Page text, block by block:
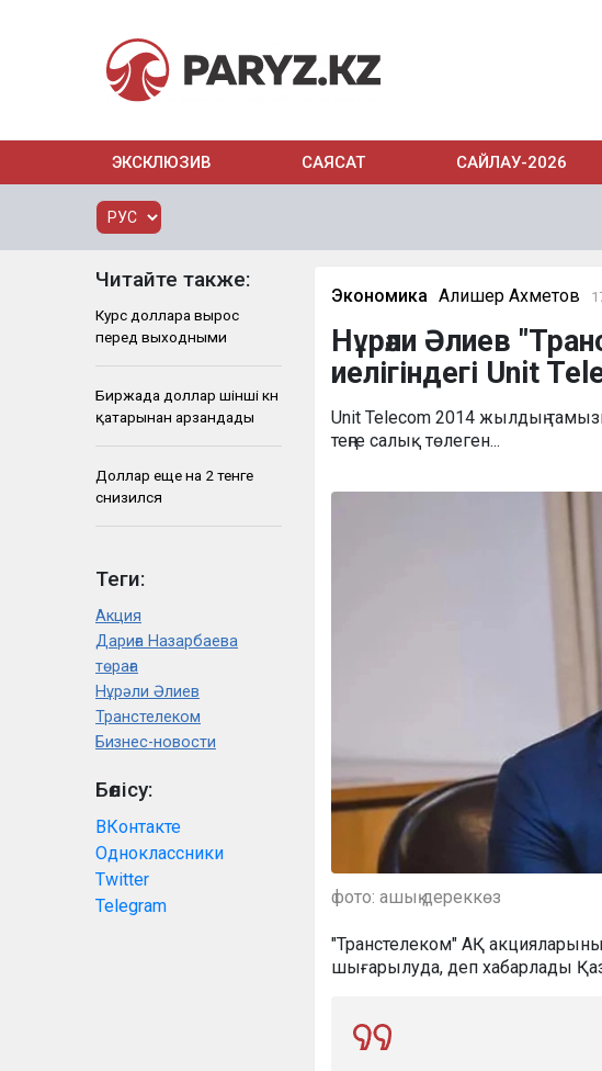
ЭКСКЛЮЗИВ САЯСАТ САЙЛАУ-2026
Читайте также:
Курс доллара вырос
перед выходными
Биржада доллар үшінші күн
қатарынан арзандады
Доллар еще на 2 тенге
снизился
Теги:
Акция
Дариға Назарбаева
төраға
Нұрәли Әлиев
Транстелеком
Бизнес-новости
Бөлісу:
ВКонтакте
Одноклассники
Twitter
Telegram
Экономика Алишер Ахметов
Нұрәли Әлиев
иелігіндегі Unit
Unit Telecom 2014 жылдың
теңге салық төлеген...
фото: ашық дереккөз
"Транстелеком" АҚ
шығарылуда, деп хабарлады